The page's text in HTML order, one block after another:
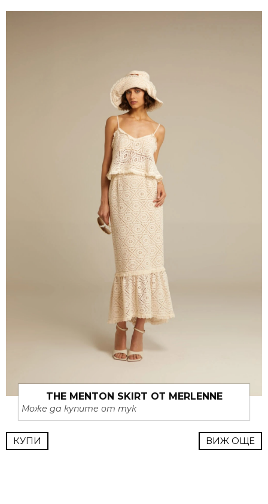
THE MENTON SKIRT ОТ MERLENNE
Може да купите от тук
КУПИ ВИЖ ОЩЕ